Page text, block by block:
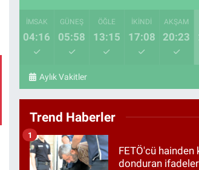
İMSAK
04:16
GÜNEŞ
05:58
ÖĞLE
13:15
İKINDI
17:08
AKŞAM
20:23
Aylık Vakitler
Trend Haberler
FETÖ'cü hainden
donduran ifadeler
1